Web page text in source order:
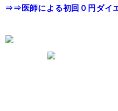
⇒⇒医師による初回０円ダイ